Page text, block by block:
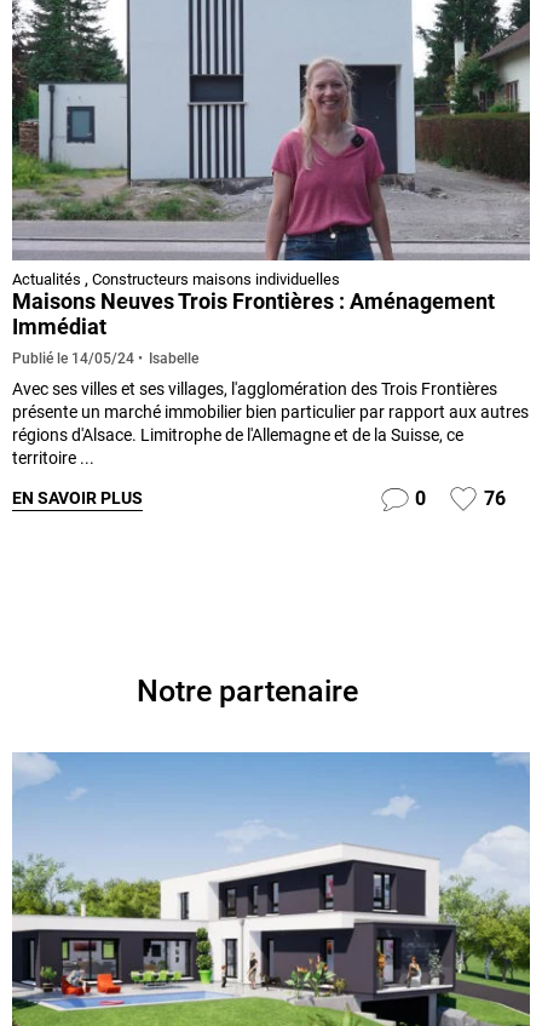
Actualités , Constructeurs maisons individuelles
Maisons Neuves Trois Frontières : Aménagement
Immédiat
Publié le 14/05/24 Isabelle
Avec ses villes et ses villages, l'agglomération des Trois Frontières
présente un marché immobilier bien particulier par rapport aux autres
régions d'Alsace. Limitrophe de l'Allemagne et de la Suisse, ce
territoire ...
EN SAVOIR PLUS 0 76
Notre partenaire